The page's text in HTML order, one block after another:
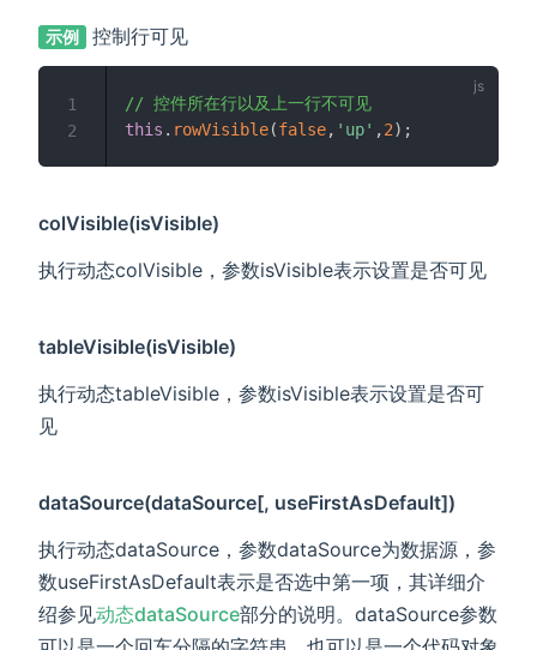
示例 控制行可见
// 控件所在行以及上一行不可见
this . rowVisible(false, 'up' ,2) ;
1
2
colVisible(isVisible)
执行动态colVisible，参数isVisible表示设置是否可见
tableVisible(isVisible)
执行动态tableVisible，参数isVisible表示设置是否可
见
dataSource(dataSource[, useFirstAsDefault])
执行动态dataSource，参数dataSource为数据源，参
数useFirstAsDefault表示是否选中第一项，其详细介
绍参见动态dataSource部分的说明。dataSource参数